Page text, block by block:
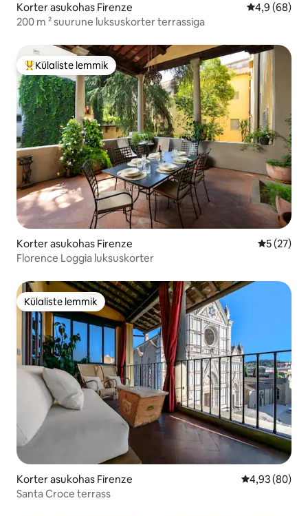
Korter asukohas Firenze Keskmine
4,9 (68)
200 m ² suurune luksuskorter terrassiga
Külaliste suur lemmik
Külaliste lemmik
Korter asukohas Firenze Keskmine
5 (27)
Florence Loggia luksuskorter
Külaliste lemmik
Külaliste lemmik
Korter asukohas Firenze Keskmine
4,93 (80)
Santa Croce terrass